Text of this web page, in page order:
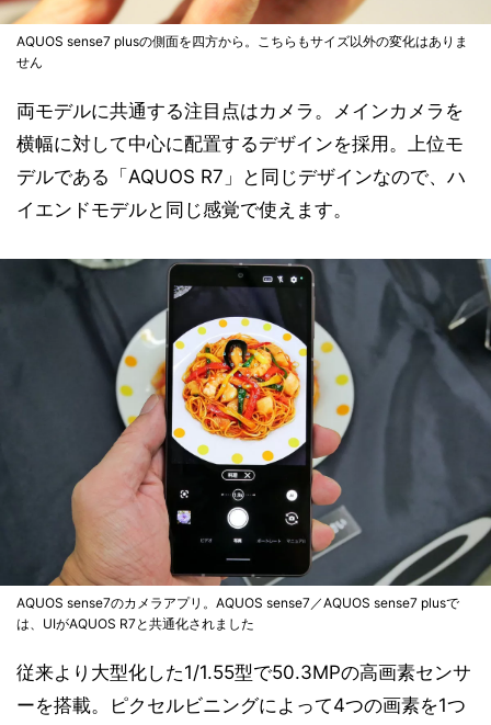
AQUOS sense7 plusの側面を四方から。こちらもサイズ以外の変化はありま
せん
両モデルに共通する注目点はカメラ。メインカメラを
横幅に対して中心に配置するデザインを採用。上位モ
デルである「AQUOS R7」と同じデザインなので、ハ
イエンドモデルと同じ感覚で使えます。
AQUOS sense7のカメラアプリ。AQUOS sense7／AQUOS sense7 plusで
は、UIがAQUOS R7と共通化されました
従来より大型化した1/1.55型で50.3MPの高画素センサ
ーを搭載。ピクセルビニングによって4つの画素を1つ